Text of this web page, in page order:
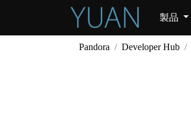
製品
Pandora Developer Hub